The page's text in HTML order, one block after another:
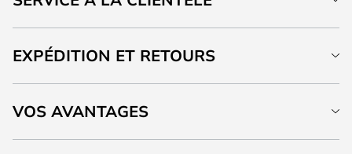
EXPÉDITION ET RETOURS
VOS AVANTAGES